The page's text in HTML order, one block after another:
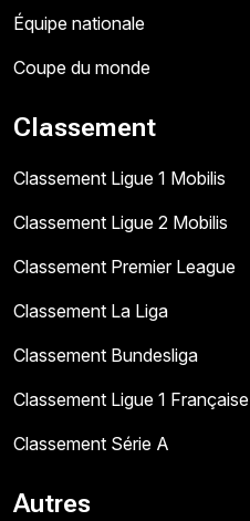
Équipe nationale
Coupe du monde
Classement
Classement Ligue 1 Mobilis
Classement Ligue 2 Mobilis
Classement Premier League
Classement La Liga
Classement Bundesliga
Classement Ligue 1 Française
Classement Série A
Autres